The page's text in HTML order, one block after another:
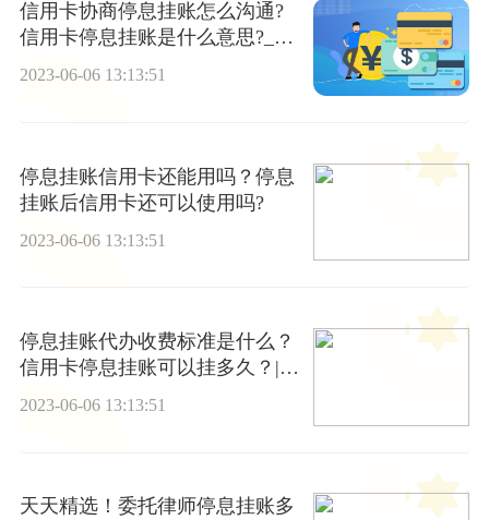
信用卡协商停息挂账怎么沟通?
信用卡停息挂账是什么意思?_全
球新视野
2023-06-06 13:13:51
停息挂账信用卡还能用吗？停息
挂账后信用卡还可以使用吗?
2023-06-06 13:13:51
停息挂账代办收费标准是什么？
信用卡停息挂账可以挂多久？|当
前通讯
2023-06-06 13:13:51
天天精选！委托律师停息挂账多